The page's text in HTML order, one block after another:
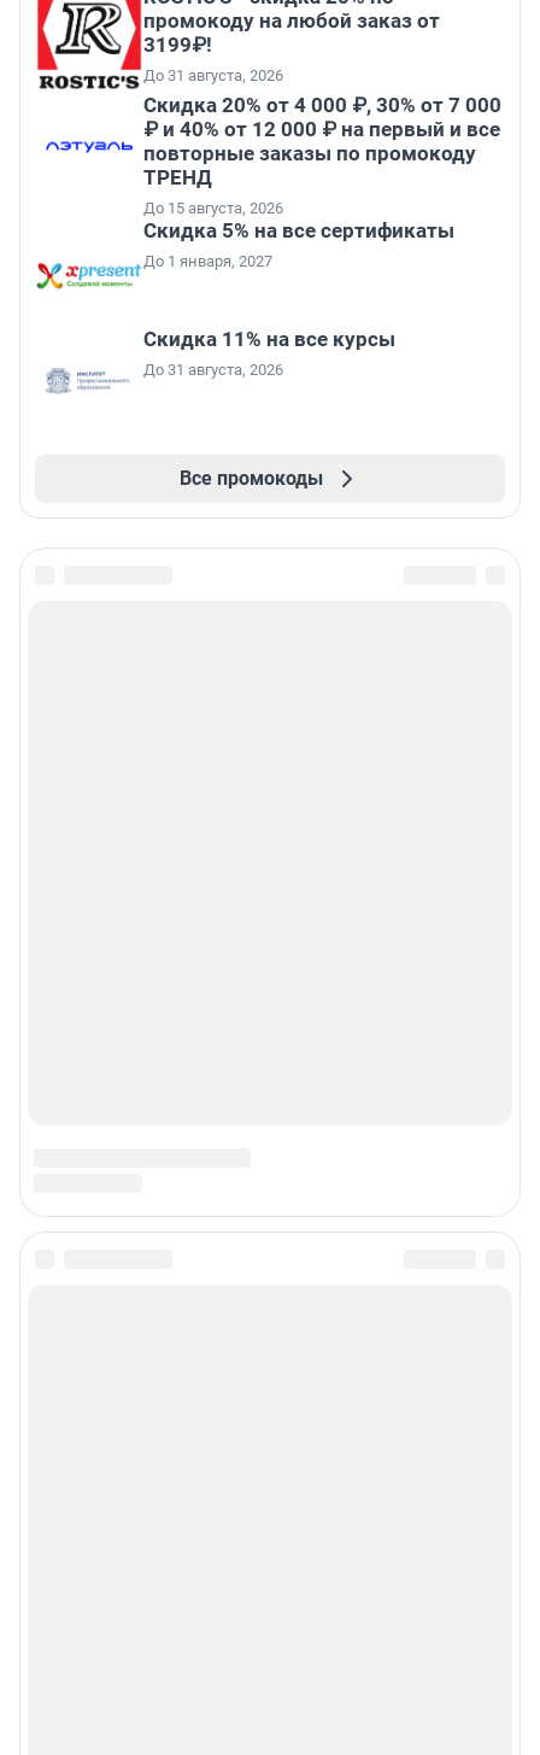
промокоду на любой заказ от
3199₽!
До 31 августа, 2026
Скидка 20% от 4 000 ₽, 30% от 7 000
₽ и 40% от 12 000 ₽ на первый и все
повторные заказы по промокоду
ТРЕНД
До 15 августа, 2026
Скидка 5% на все сертификаты
До 1 января, 2027
Скидка 11% на все курсы
До 31 августа, 2026
Все промокоды